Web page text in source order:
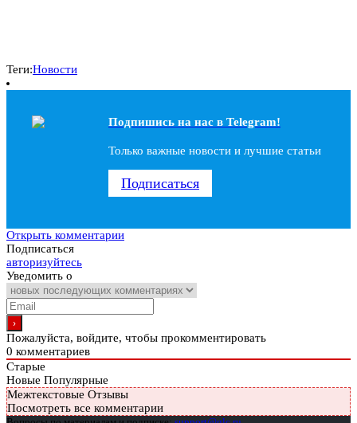
Теги:Новости
Подпишись на наc в Telegram!
Только важные новости и лучшие статьи
Подписаться
Открыть комментарии
Подписаться
авторизуйтесь
Уведомить о
Пожалуйста, войдите, чтобы прокомментировать
0 комментариев
Старые
Новые Популярные
Межтекстовые Отзывы
Посмотреть все комментарии